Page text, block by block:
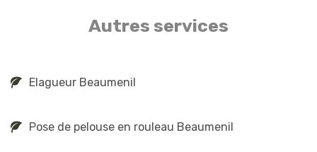
Autres services
Elagueur Beaumenil
Pose de pelouse en rouleau Beaumenil